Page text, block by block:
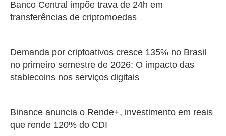
Banco Central impõe trava de 24h em
transferências de criptomoedas
Demanda por criptoativos cresce 135% no Brasil
no primeiro semestre de 2026: O impacto das
stablecoins nos serviços digitais
Binance anuncia o Rende+, investimento em reais
que rende 120% do CDI